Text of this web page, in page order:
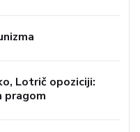
Lotrič opoziciji: